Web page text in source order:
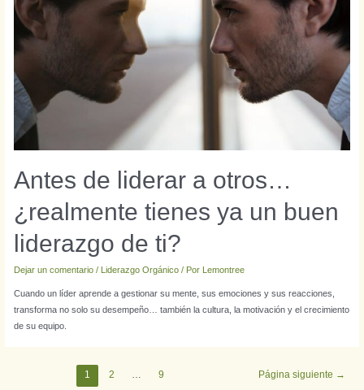
Antes de liderar a otros…
¿realmente tienes ya un buen
liderazgo de ti?
Dejar un comentario / Liderazgo Orgánico/ Por Lemontree
Cuando un líder aprende a gestionar su mente, sus emociones y sus reacciones,
transforma no solo su desempeño… también la cultura, la motivación y el crecimiento
de su equipo.
1 2 9 Página siguiente →